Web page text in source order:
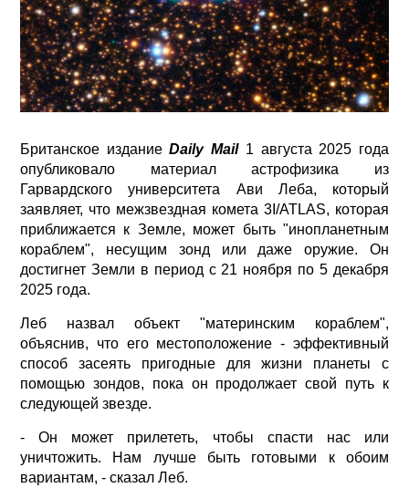
Британское изданиеDaily Mail1 августа 2025 года
опубликовало материал астрофизика из
Гарвардского университета Ави Леба, который
заявляет, что межзвездная комета 3I/ATLAS, которая
приближается к Земле, может быть "инопланетным
кораблем", несущим зонд или даже оружие. Он
достигнет Земли в период с 21 ноября по 5 декабря
2025 года.
Леб назвал объект "материнским кораблем",
объяснив, что его местоположение - эффективный
способ засеять пригодные для жизни планеты с
помощью зондов, пока он продолжает свой путь к
следующей звезде.
- Он может прилететь, чтобы спасти нас или
уничтожить. Нам лучше быть готовыми к обоим
вариантам, - сказал Леб.